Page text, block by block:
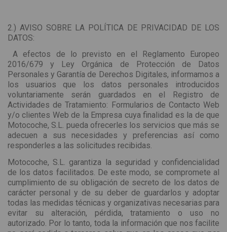
2.) AVISO SOBRE LA POLÍTICA DE PRIVACIDAD DE LOS
DATOS:
A efectos de lo previsto en el Reglamento Europeo
2016/679 y Ley Orgánica de Protección de Datos
Personales y Garantía de Derechos Digitales, informamos a
los usuarios que los datos personales introducidos
voluntariamente serán guardados en el Registro de
Actividades de Tratamiento: Formularios de Contacto Web
y/o clientes Web de la Empresa cuya finalidad es la de que
Motocoche, S.L. pueda ofrecerles los servicios que más se
adecuen a sus necesidades y preferencias así como
responderles a las solicitudes recibidas.
Motocoche, S.L. garantiza la seguridad y confidencialidad
de los datos facilitados. De este modo, se compromete al
cumplimiento de su obligación de secreto de los datos de
carácter personal y de su deber de guardarlos y adoptar
todas las medidas técnicas y organizativas necesarias para
evitar su alteración, pérdida, tratamiento o uso no
autorizado. Por lo tanto, toda la información que nos facilite